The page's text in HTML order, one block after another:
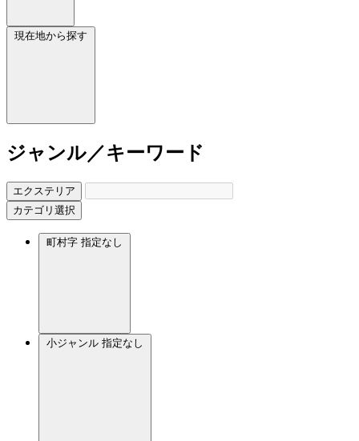
現在地から探す
ジャンル／キーワード
エクステリア
カテゴリ選択
町村字 指定なし
小ジャンル 指定なし